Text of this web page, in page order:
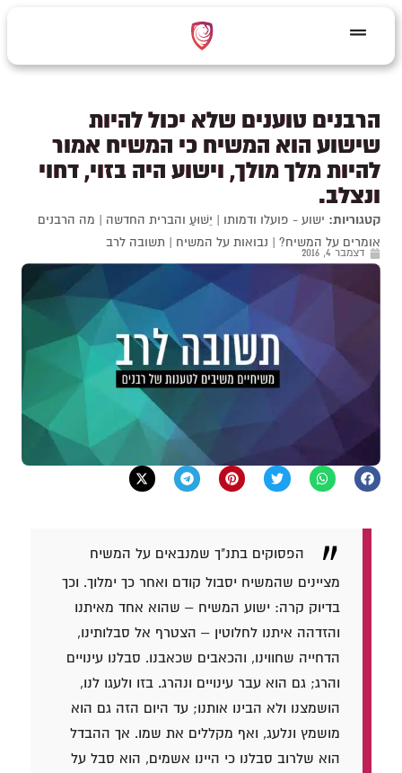
הרבנים טוענים שלא יכול להיות
שישוע הוא המשיח כי המשיח אמור
להיות מלך מולך, וישוע היה בזוי, דחוי
ונצלב.
קטגוריות: ישוע - פועלו ודמותו | יֵשׁוּעַ והברית החדשה | מה הרבנים
אומרים על המשיח? | נבואות על המשיח | תשובה לרב
דצמבר 4, 2016
הפסוקים בתנ"ך שמנבאים על המשיח
מציינים שהמשיח יסבול קודם ואחר כך ימלוך. וכך
בדיוק קרה: ישוע המשיח – שהוא אחד מאיתנו
והזדהה איתנו לחלוטין – הצטרף אל סבלותינו,
הדחייה שחווינו, והכאבים שכאבנו. סבלנו עינויים
והרג; גם הוא עבר עינויים ונהרג. בזו ולעגו לנו,
הושמצנו ולא הבינו אותנו; עד היום הזה גם הוא
מושמץ ונלעג, ואף מקללים את שמו. אך ההבדל
הוא שלרוב סבלנו כי היינו אשמים, הוא סבל על